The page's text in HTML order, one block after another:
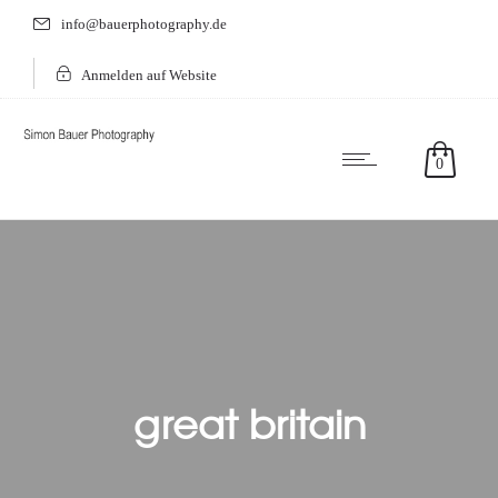
info@bauerphotography.de
Anmelden auf Website
0
great britain